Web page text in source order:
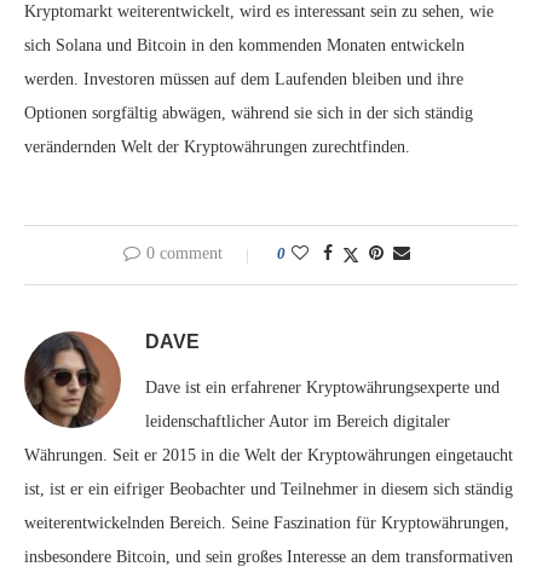
Kryptomarkt weiterentwickelt, wird es interessant sein zu sehen, wie
sich Solana und Bitcoin in den kommenden Monaten entwickeln
werden. Investoren müssen auf dem Laufenden bleiben und ihre
Optionen sorgfältig abwägen, während sie sich in der sich ständig
verändernden Welt der Kryptowährungen zurechtfinden.
0 comment 0
DAVE
Dave ist ein erfahrener Kryptowährungsexperte und
leidenschaftlicher Autor im Bereich digitaler
Währungen. Seit er 2015 in die Welt der Kryptowährungen eingetaucht
ist, ist er ein eifriger Beobachter und Teilnehmer in diesem sich ständig
weiterentwickelnden Bereich. Seine Faszination für Kryptowährungen,
insbesondere Bitcoin, und sein großes Interesse an dem transformativen